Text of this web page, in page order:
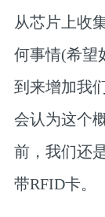
从芯片上收
何事情(希望
到来增加我
会认为这个
前，我们还
带RFID卡。